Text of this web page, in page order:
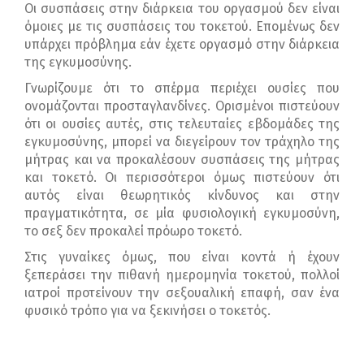
Οι συσπάσεις στην διάρκεια του οργασμού δεν είναι
όμοιες με τις συσπάσεις του τοκετού. Επομένως δεν
υπάρχει πρόβλημα εάν έχετε οργασμό στην διάρκεια
της εγκυμοσύνης.
Γνωρίζουμε ότι το σπέρμα περιέχει ουσίες που
ονομάζονται προσταγλανδίνες. Ορισμένοι πιστεύουν
ότι οι ουσίες αυτές, στις τελευταίες εβδομάδες της
εγκυμοσύνης, μπορεί να διεγείρουν τον τράχηλο της
μήτρας και να προκαλέσουν συσπάσεις της μήτρας
και τοκετό. Οι περισσότεροι όμως πιστεύουν ότι
αυτός είναι θεωρητικός κίνδυνος και στην
πραγματικότητα, σε μία φυσιολογική εγκυμοσύνη,
το σεξ δεν προκαλεί πρόωρο τοκετό.
Στις γυναίκες όμως, που είναι κοντά ή έχουν
ξεπεράσει την πιθανή ημερομηνία τοκετού, πολλοί
ιατροί προτείνουν την σεξουαλική επαφή, σαν ένα
φυσικό τρόπο για να ξεκινήσει ο τοκετός.